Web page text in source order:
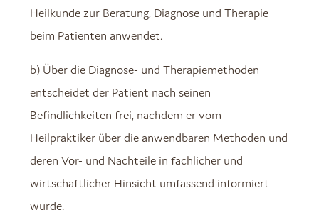
Heilkunde zur Beratung, Diagnose und Therapie
beim Patienten anwendet.
b) Über die Diagnose- und Therapiemethoden
entscheidet der Patient nach seinen
Befindlichkeiten frei, nachdem er vom
Heilpraktiker über die anwendbaren Methoden und
deren Vor- und Nachteile in fachlicher und
wirtschaftlicher Hinsicht umfassend informiert
wurde.